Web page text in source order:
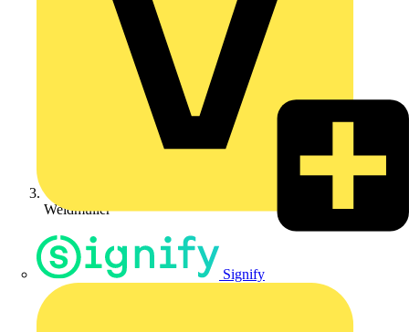
Signify
Weidmüller